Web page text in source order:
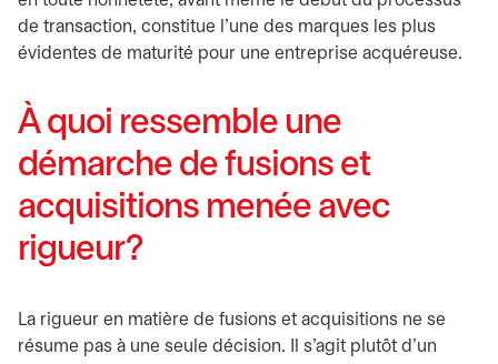
de transaction, constitue l’une des marques les plus
évidentes de maturité pour une entreprise acquéreuse.
À quoi ressemble une
démarche de fusions et
acquisitions menée avec
rigueur?
La rigueur en matière de fusions et acquisitions ne se
résume pas à une seule décision. Il s’agit plutôt d’un